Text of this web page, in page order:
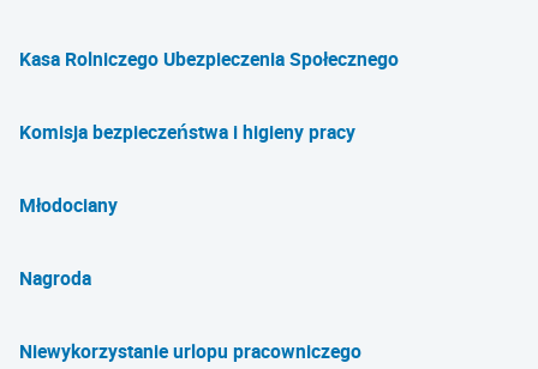
Kasa Rolniczego Ubezpieczenia Społecznego
Komisja bezpieczeństwa i higieny pracy
Młodociany
Nagroda
Niewykorzystanie urlopu pracowniczego